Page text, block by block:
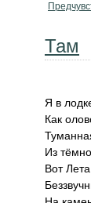
Там
Я в
Как
Из
Вот